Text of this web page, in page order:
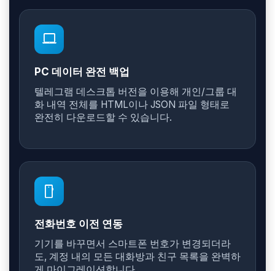
laptop_mac
PC 데이터 완전 백업
텔레그램 데스크톱 버전을 이용해 개인/그룹 대
화 내역 전체를 HTML이나 JSON 파일 형태로
완전히 다운로드할 수 있습니다.
smartphone
전화번호 이전 연동
기기를 바꾸면서 스마트폰 번호가 변경되더라
도, 계정 내의 모든 대화방과 친구 목록을 완벽하